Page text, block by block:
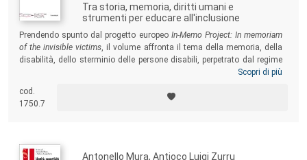
Tra storia, memoria, diritti umani e
strumenti per educare all'inclusione
Prendendo spunto dal progetto europeo In-Memo Project: In memoriam
of the invisible victims, il volume affronta il tema della memoria, della
disabilità, dello sterminio delle persone disabili, perpetrato dal regime
nazista prima e durante la seconda guerra mondiale, e si concentra
trasformativi nei contesti educativi formali e non formali, con la
finalità di promuovere cittadinanza europea e inclusiva.
Scopri di più
cod.
1750.7
Antonello Mura, Antioco Luigi Zurru